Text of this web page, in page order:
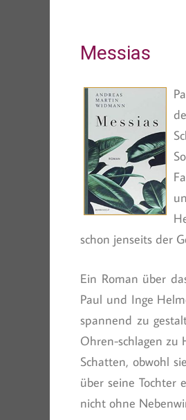
Messias
schon jenseits der
Ein Roman über
Paul und Inge
spannend zu
Ohren-schlagen zu
Schatten, obwohl
über seine Tochter
nicht ohne